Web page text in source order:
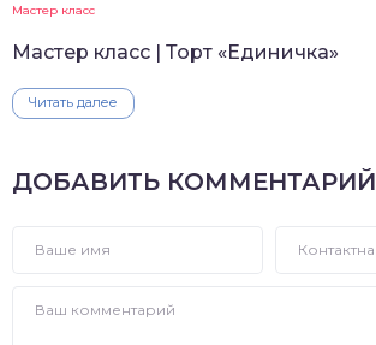
Мастер класс
Мастер класс | Торт «Единичка»
Читать далее
ДОБАВИТЬ КОММЕНТАРИЙ